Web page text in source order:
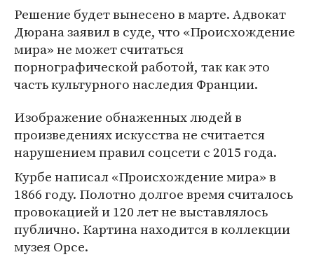
Решение будет вынесено в марте. Адвокат
Дюрана заявил в суде, что «Происхождение
мира» не может считаться
порнографической работой, так как это
часть культурного наследия Франции.
Изображение обнаженных людей в
произведениях искусства не считается
нарушением правил соцсети с 2015 года.
Курбе написал «Происхождение мира» в
1866 году. Полотно долгое время считалось
провокацией и 120 лет не выставлялось
публично. Картина находится в коллекции
музея Орсе.